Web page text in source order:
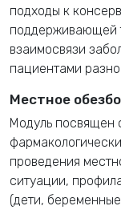
подходы к
поддерживающей
взаимосвязи
пациентами
Местное
Модуль посвящен
проведения
ситуации,
(дети,